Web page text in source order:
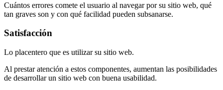
Cuántos errores comete el usuario al navegar por su sitio web, qué
tan graves son y con qué facilidad pueden subsanarse.
Satisfacción
Lo placentero que es utilizar su sitio web.
Al prestar atención a estos componentes, aumentan las posibilidades
de desarrollar un sitio web con buena usabilidad.